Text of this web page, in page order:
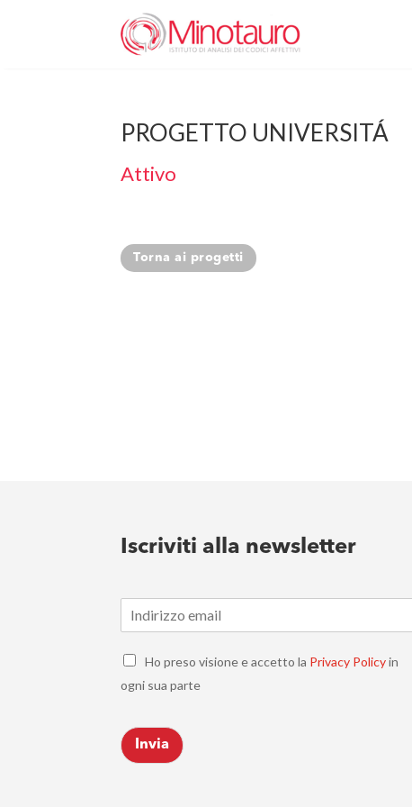
PROGETTO UNIVERSITÁ
Attivo
Torna ai progetti
Iscriviti alla newsletter
m
i
*
C
e
k
b
o
Ho preso visione e accetto la Privacy Policyin
ogni sua parte
Invia